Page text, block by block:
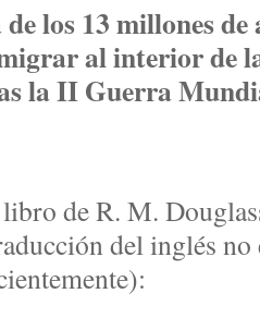
los 13 millones de
al interior de
la II Guerra
de R. M.
del inglés no